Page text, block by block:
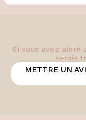
Si vous avez aimé
serais
METTRE UN